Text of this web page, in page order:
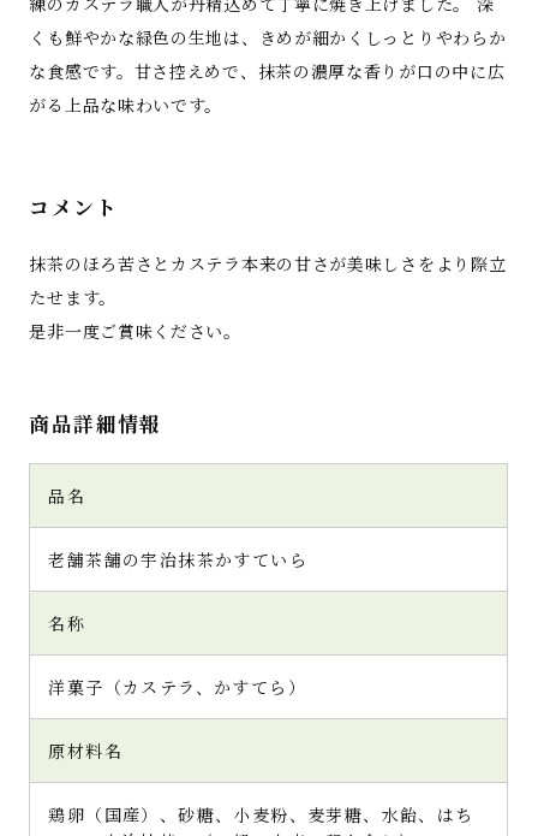
くも鮮やかな緑色の生地は、きめが細かくしっとりやわらか
な食感です。甘さ控えめで、抹茶の濃厚な香りが口の中に広
がる上品な味わいです。
コメント
抹茶のほろ苦さとカステラ本来の甘さが美味しさをより際立
たせます。
是非一度ご賞味ください。
商品詳細情報
品名
老舗茶舗の宇治抹茶かすていら
名称
洋菓子（カステラ、かすてら）
原材料名
鶏卵（国産）、砂糖、小麦粉、麦芽糖、水飴、はち